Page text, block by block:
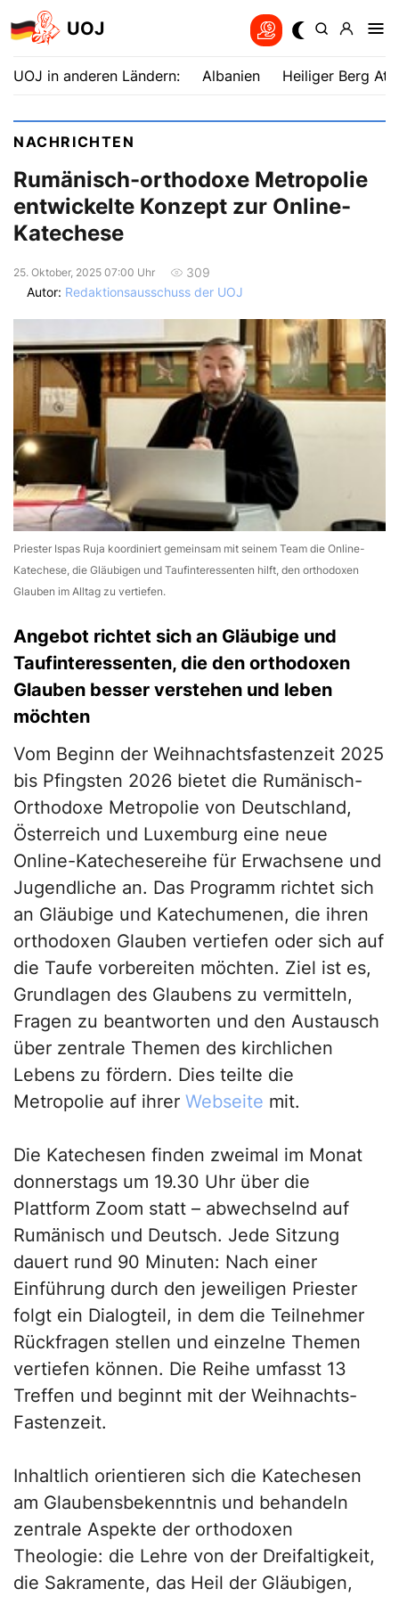
UOJ
UOJ in anderen Ländern: Albanien Heiliger Berg
NACHRICHTEN
Rumänisch-orthodoxe Metropolie
entwickelte Konzept zur Online-
Katechese
25. Oktober, 2025 07:00 Uhr
309
Autor: Redaktionsausschuss der UOJ
Priester Ispas Ruja koordiniert gemeinsam mit seinem Team die Online-
Katechese, die Gläubigen und Taufinteressenten hilft, den orthodoxen
Glauben im Alltag zu vertiefen.
Angebot richtet sich an Gläubige und
Taufinteressenten, die den orthodoxen
Glauben besser verstehen und leben
möchten
Vom Beginn der Weihnachtsfastenzeit 2025
bis Pfingsten 2026 bietet die Rumänisch-
Orthodoxe Metropolie von Deutschland,
Österreich und Luxemburg eine neue
Online-Katechesereihe für Erwachsene und
Jugendliche an. Das Programm richtet sich
an Gläubige und Katechumenen, die ihren
orthodoxen Glauben vertiefen oder sich auf
die Taufe vorbereiten möchten. Ziel ist es,
Grundlagen des Glaubens zu vermitteln,
Fragen zu beantworten und den Austausch
über zentrale Themen des kirchlichen
Lebens zu fördern. Dies teilte die
Metropolie auf ihrer Webseite mit.
Die Katechesen finden zweimal im Monat
donnerstags um 19.30 Uhr über die
Plattform Zoom statt – abwechselnd auf
Rumänisch und Deutsch. Jede Sitzung
dauert rund 90 Minuten: Nach einer
Einführung durch den jeweiligen Priester
folgt ein Dialogteil, in dem die Teilnehmer
Rückfragen stellen und einzelne Themen
vertiefen können. Die Reihe umfasst 13
Treffen und beginnt mit der Weihnachts-
Fastenzeit.
Inhaltlich orientieren sich die Katechesen
am Glaubensbekenntnis und behandeln
zentrale Aspekte der orthodoxen
Theologie: die Lehre von der Dreifaltigkeit,
die Sakramente, das Heil der Gläubigen,